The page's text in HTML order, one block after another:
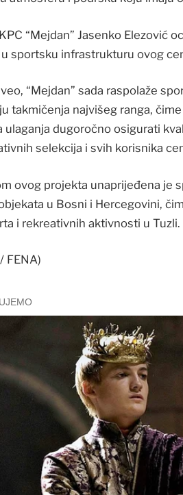
“Mejdan” Jasenko Elezović
sportsku infrastrukturu ovog
“Mejdan” sada raspolaže
takmičenja najvišeg ranga,
ulaganja dugoročno osigurati
selekcija i svih korisnika
ovog projekta unaprijeđena je
u Bosni i Hercegovini,
i rekreativnih aktivnosti u Tuzli.
FENA)